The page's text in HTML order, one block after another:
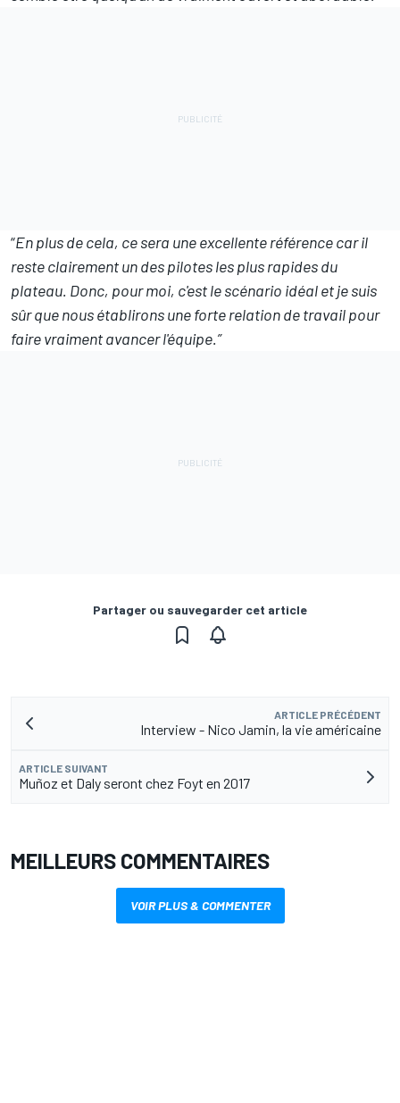
“En plus de cela, ce sera une excellente référence car il
reste clairement un des pilotes les plus rapides du
plateau. Donc, pour moi, c'est le scénario idéal et je suis
sûr que nous établirons une forte relation de travail pour
faire vraiment avancer l'équipe.”
Partager ou sauvegarder cet article
ARTICLE PRÉCÉDENT
Interview - Nico Jamin, la vie américaine
ARTICLE SUIVANT
Muñoz et Daly seront chez Foyt en 2017
MEILLEURS COMMENTAIRES
VOIR PLUS & COMMENTER